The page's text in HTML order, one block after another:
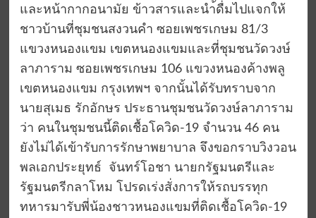
และหน้ากากอนามัย ข้าวสารและนำ้ดื่มไปแจกให้
ชาวบ้านที่ชุมชนสงวนคำ ซอยเพชรเกษม 81/3
แขวงหนองแขม เขตหนองแขมและที่ชุมชนวัดวงษ์
ลาภาราม ซอยเพชรเกษม 106 แขวงหนองค้างพลู
เขตหนองแขม กรุงเทพฯ จากนั้นได้รับทราบจาก
นายสุเมธ รักอักษร ประธานชุมชนวัดวงษ์ลาภาราม
ว่า คนในชุมชนนี้ติดเชื้อโควิด-19 จำนวน 46 คน
ยังไม่ได้เข้ารับการรักษาพยาบาล จึงขอกราบวิงวอน
พลเอกประยุทธ์ จันทร์โอชา นายกรัฐมนตรีและ
รัฐมนตรีกลาโหม โปรดเร่งสั่งการให้รถบรรทุก
ทหารมารับพี่น้องชาวหนองแขมที่ติดเชื้อโควิด-19